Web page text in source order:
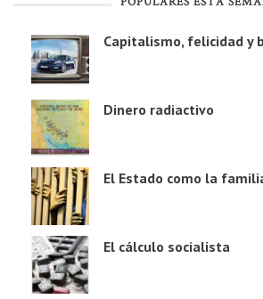
Capitalismo, felicidad y
Dinero radiactivo
El Estado como la
El cálculo socialista